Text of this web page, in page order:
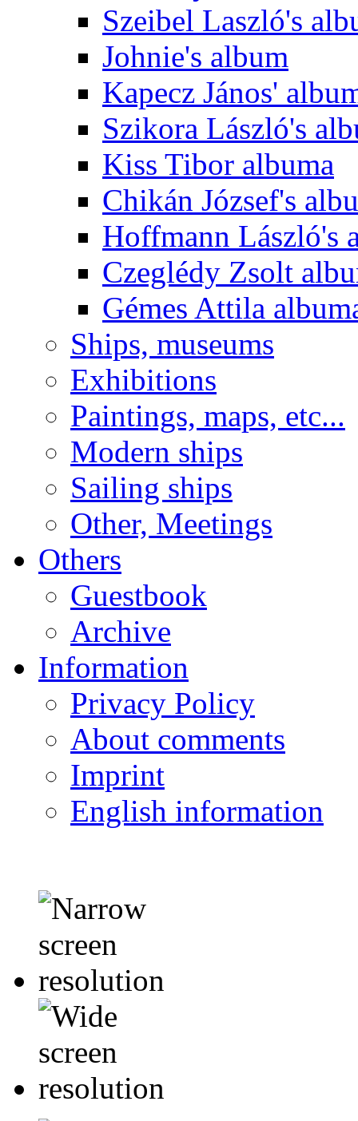
Szeibel Laszló's
Johnie's album
Kapecz János'
Szikora László's
Kiss Tibor albuma
Chikán József's
Hoffmann László's
Czeglédy Zsolt
Gémes Attila
Ships, museums
Exhibitions
Paintings, maps, etc...
Modern ships
Sailing ships
Other, Meetings
Others
Guestbook
Archive
Information
Privacy Policy
About comments
Imprint
English information